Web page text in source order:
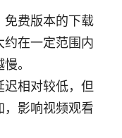
免费版本的下载
约在一定范围内
。
相对较低，但
，影响视频观看